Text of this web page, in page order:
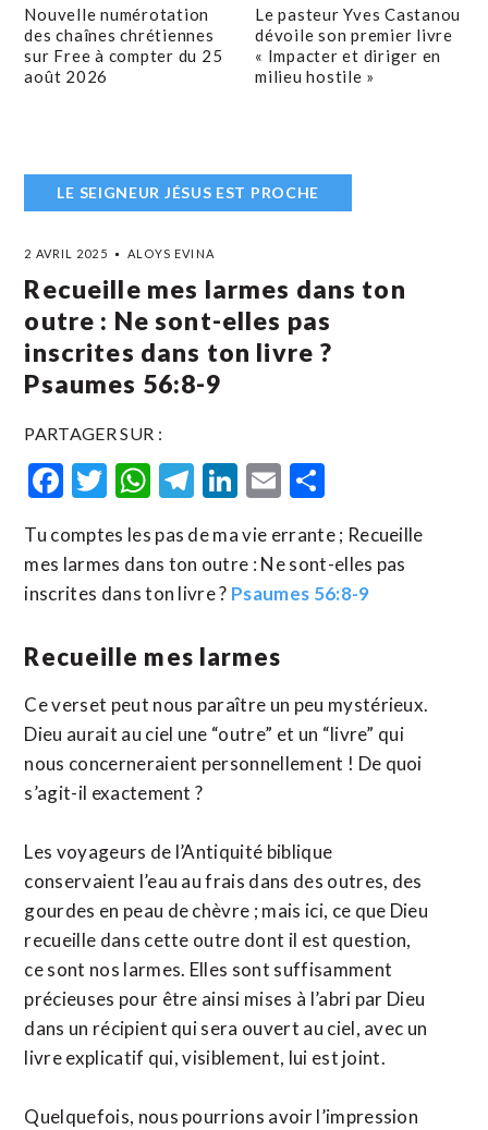
Nouvelle numérotation
des chaînes chrétiennes
sur Free à compter du 25
août 2026
Le pasteur Yves Castanou
dévoile son premier livre
« Impacter et diriger en
milieu hostile »
LE SEIGNEUR JÉSUS EST PROCHE
2 AVRIL 2025 ALOYS EVINA
Recueille mes larmes dans ton
outre : Ne sont-elles pas
inscrites dans ton livre ?
Psaumes 56:8-9
PARTAGER SUR :
Facebook
Twitter
WhatsApp
Telegram
LinkedIn
Email
Tu comptes les pas de ma vie errante ; Recueille
mes larmes dans ton outre : Ne sont-elles pas
inscrites dans ton livre ? Psaumes 56:8-9
Recueille mes larmes
Ce verset peut nous paraître un peu mystérieux.
Dieu aurait au ciel une “outre” et un “livre” qui
nous concerneraient personnellement ! De quoi
s’agit-il exactement ?
Les voyageurs de l’Antiquité biblique
conservaient l’eau au frais dans des outres, des
gourdes en peau de chèvre ; mais ici, ce que Dieu
recueille dans cette outre dont il est question,
ce sont nos larmes. Elles sont suffisamment
précieuses pour être ainsi mises à l’abri par Dieu
dans un récipient qui sera ouvert au ciel, avec un
livre explicatif qui, visiblement, lui est joint.
Quelquefois, nous pourrions avoir l’impression